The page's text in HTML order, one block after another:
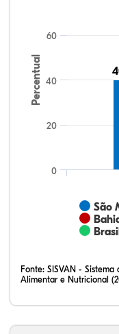
Percentual
São
Brasil
0
20
40
60
Fonte: SISVAN - Sistema
Alimentar e Nutricional